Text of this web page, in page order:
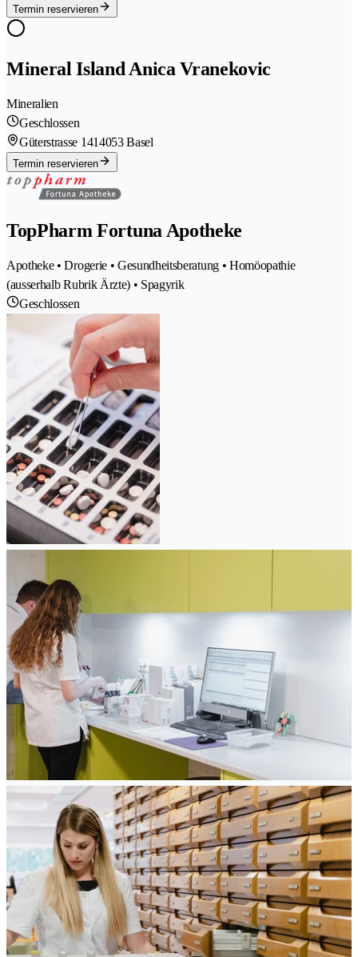
Termin reservieren
Mineral Island Anica Vranekovic
Mineralien
Geschlossen
Güterstrasse 1414053 Basel
Termin reservieren
TopPharm Fortuna Apotheke
Apotheke • Drogerie • Gesundheitsberatung • Homöopathie
(ausserhalb Rubrik Ärzte) • Spagyrik
Geschlossen